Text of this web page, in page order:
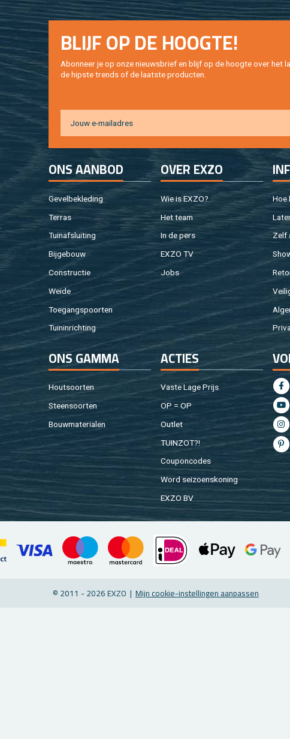
BLIJF OP DE HOOG­TE!
Abon­neer je op onze nieuws­brief en blijf op de hoog­te over het
de hip­s­te trends of de laat­ste pro­duc­ten.
ONS AAN­BOD
Ge­vel­be­kle­ding
Ter­ras
Tuin­af­slui­ting
Bij­ge­bouw
Con­struc­tie
Weide
Toe­gangs­poor­ten
Tuin­in­rich­ting
OVER EXZO
Wie is EXZO?
Het team
In de pers
EXZO TV
Jobs
Hoe
Zelf
ONS GAMMA
Hout­soor­ten
Steen­soor­ten
Bouw­ma­te­ri­a­len
AC­TIES
Vaste Lage Prijs
OP = OP
Out­let
TUIN­ZOT?!
Cou­pon­co­des
Word sei­zoens­ko­ning
EXZO BV
© 2011 - 2026 EXZO | Mijn coo­kie-in­stel­lin­gen aan­pas­sen